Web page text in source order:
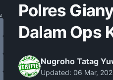
Polres
Dalam Ops
Nugroho Tatag
Updated: 06 Mar,